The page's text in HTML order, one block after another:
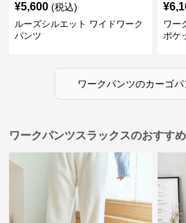
¥5,600 (税込)
ルーズシルエット ワイドワーク
パンツ
¥
ワー
ポケ
ワークパンツのカーゴパ
ワークパンツスラックスのおすす